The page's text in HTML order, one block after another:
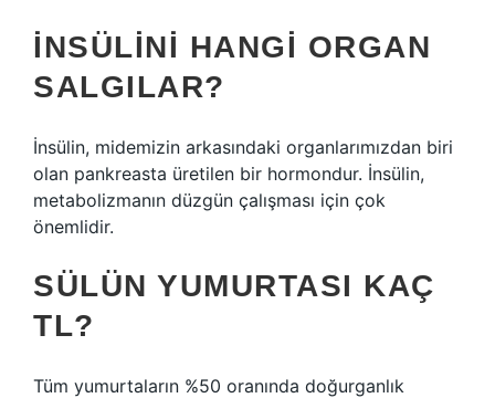
İNSÜLINI HANGI ORGAN
SALGILAR?
İnsülin, midemizin arkasındaki organlarımızdan biri
olan pankreasta üretilen bir hormondur. İnsülin,
metabolizmanın düzgün çalışması için çok
önemlidir.
SÜLÜN YUMURTASI KAÇ
TL?
Tüm yumurtaların %50 oranında doğurganlık